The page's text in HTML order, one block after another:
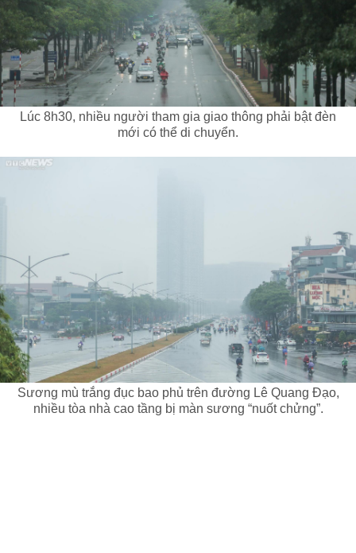
Lúc 8h30, nhiều người tham gia giao thông phải bật đèn
mới có thể di chuyển.
Sương mù trắng đục bao phủ trên đường Lê Quang Đạo,
nhiều tòa nhà cao tầng bị màn sương “nuốt chửng”.